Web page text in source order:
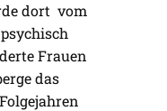
dort vom
Frauen
das